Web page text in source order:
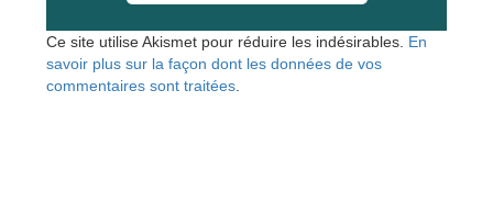
Ce site utilise Akismet pour réduire les indésirables. En
savoir plus sur la façon dont les données de vos
commentaires sont traitées.